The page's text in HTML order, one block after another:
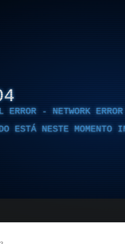
- NETWORK ERROR
ESTÁ NESTE MOMENTO